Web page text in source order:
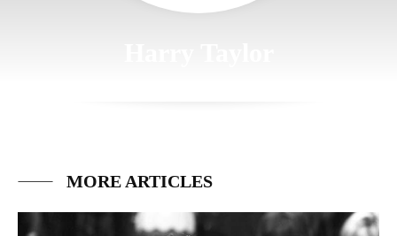
MORE ARTICLES